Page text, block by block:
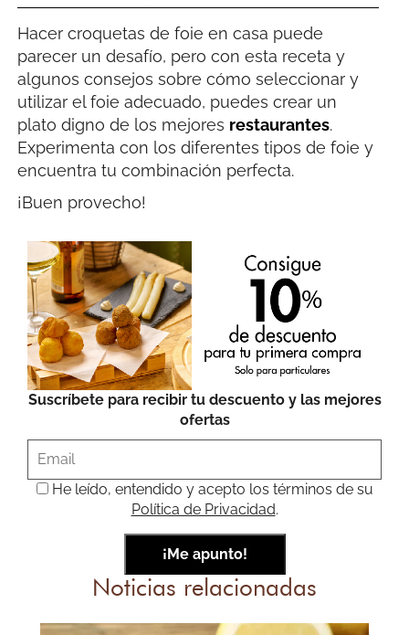
Hacer croquetas de foie en casa puede
parecer un desafío, pero con esta receta y
algunos consejos sobre cómo seleccionar y
utilizar el foie adecuado, puedes crear un
plato digno de los mejores restaurantes.
Experimenta con los diferentes tipos de foie y
encuentra tu combinación perfecta.
¡Buen provecho!
Suscríbete para recibir tu descuento y las mejores
ofertas
He leído, entendido y acepto los términos de su
Política de Privacidad.
Noticias relacionadas